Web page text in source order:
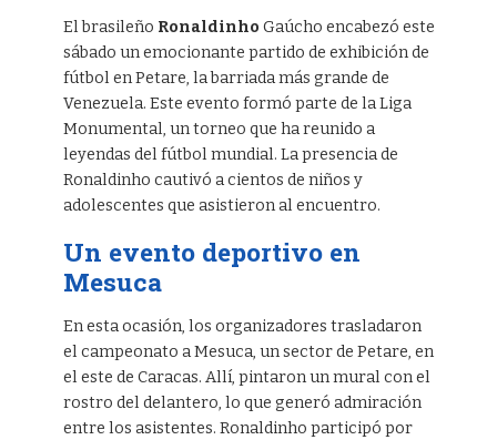
El brasileño Ronaldinho Gaúcho encabezó este
sábado un emocionante partido de exhibición de
fútbol en Petare, la barriada más grande de
Venezuela. Este evento formó parte de la Liga
Monumental, un torneo que ha reunido a
leyendas del fútbol mundial. La presencia de
Ronaldinho cautivó a cientos de niños y
adolescentes que asistieron al encuentro.
Un evento deportivo en
Mesuca
En esta ocasión, los organizadores trasladaron
el campeonato a Mesuca, un sector de Petare, en
el este de Caracas. Allí, pintaron un mural con el
rostro del delantero, lo que generó admiración
entre los asistentes. Ronaldinho participó por